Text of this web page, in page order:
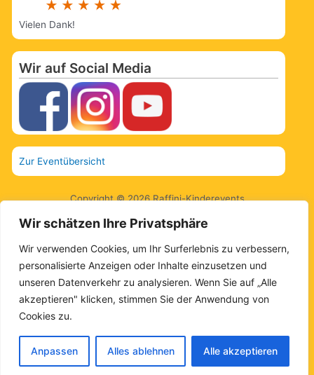
Wir schätzen Ihre Privatsphäre
Wir verwenden Cookies, um Ihr Surferlebnis zu verbessern,
personalisierte Anzeigen oder Inhalte einzusetzen und
unseren Datenverkehr zu analysieren. Wenn Sie auf „Alle
akzeptieren" klicken, stimmen Sie der Anwendung von
Cookies zu.
Anpassen Alles ablehnen Alle akzeptieren
Vielen Dank!
Wir auf Social Media
Zur Eventübersicht
Copyright © 2026 Raffini-Kinderevents
AGBs.
Impressum
Sitemap